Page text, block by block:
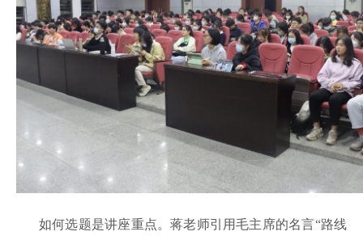
如何选题是讲座重点。蒋老师引用毛主席的名言“路线